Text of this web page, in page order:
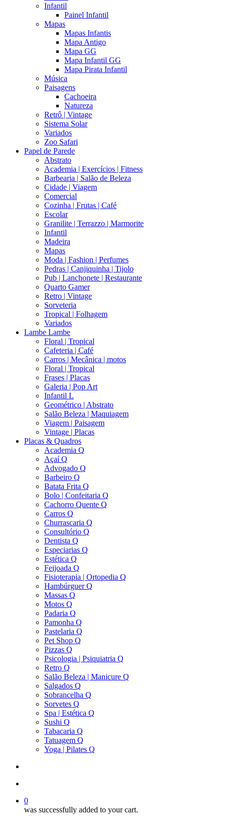
Infantil
Painel Infantil
Mapas
Mapas Infantis
Mapa Antigo
Mapa GG
Mapa Infantil GG
Mapa Pirata Infantil
Música
Paisagens
Cachoeira
Natureza
Retrô | Vintage
Sistema Solar
Variados
Zoo Safari
Papel de Parede
Abstrato
Academia | Exercícios | Fitness
Barbearia | Salão de Beleza
Cidade | Viagem
Comercial
Cozinha | Frutas | Café
Escolar
Granilite | Terrazzo | Marmorite
Infantil
Madeira
Mapas
Moda | Fashion | Perfumes
Pedras | Canjiquinha | Tijolo
Pub | Lanchonete | Restaurante
Quarto Gamer
Retro | Vintage
Sorveteria
Tropical | Folhagem
Variados
Lambe Lambe
Floral | Tropical
Cafeteria | Café
Carros | Mecânica | motos
Floral | Tropical
Frases | Placas
Galeria | Pop Art
Infantil L
Geométrico | Abstrato
Salão Beleza | Maquiagem
Viagem | Paisagem
Vintage | Placas
Placas & Quadros
Academia Q
Açaí Q
Advogado Q
Barbeiro Q
Batata Frita Q
Bolo | Confeitaria Q
Cachorro Quente Q
Carros Q
Churrascaria Q
Consultório Q
Dentista Q
Especiarias Q
Estética Q
Feijoada Q
Fisioterapia | Ortopedia Q
Hambúrguer Q
Massas Q
Motos Q
Padaria Q
Pamonha Q
Pastelaria Q
Pet Shop Q
Pizzas Q
Psicologia | Psiquiatria Q
Retro Q
Salão Beleza | Manicure Q
Salgados Q
Sobrancelha Q
Sorvetes Q
Spa | Estética Q
Sushi Q
Tabacaria Q
Tatuagem Q
Yoga | Pilates Q
0
was successfully added to your cart.